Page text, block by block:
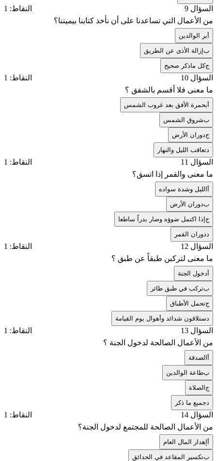
السؤال 9
النقاط: 1
من الأعمال التي تساعدنا على أن نأخذ كتابنا بيميننا؟
بر الوالدين
بإزالة الأذى عن الطريق
جكل ماذكر صحيح
السؤال 10
النقاط: 1
ما معنى فلا أقسم بالشفق ؟
بحمرة الأفق بعد غروب الشمس
بشروق الشمس
جدوران الأرض
تعاقب الليل والنهار
السؤال 11
النقاط: 1
ما معنى والقمر إذا اتسق؟
الليل وشدة سواده
بدوران الأرض
جإذا اكتمل ضوؤه وصار بدراً ساطعا
دوران القمر
السؤال 12
النقاط: 1
ما معنى لتركبن طبقاً عن طبق ؟
دخول الجنة
بتركب في طبق طائر
جتحمل الأطباق
ستلاقون شدائد وأهوال يوم القيامة
السؤال 13
النقاط: 1
من الأعمال الصالحة لدخول الجنة ؟
الصدقة
بطاعة الوالدين
جالصلاة
جميع ما ذكر
السؤال 14
النقاط: 1
من الأعمال الصالحة للمجتمع لدخول الجنة؟
إهدار المال العام
بتكسير المقاعد في الحدائق